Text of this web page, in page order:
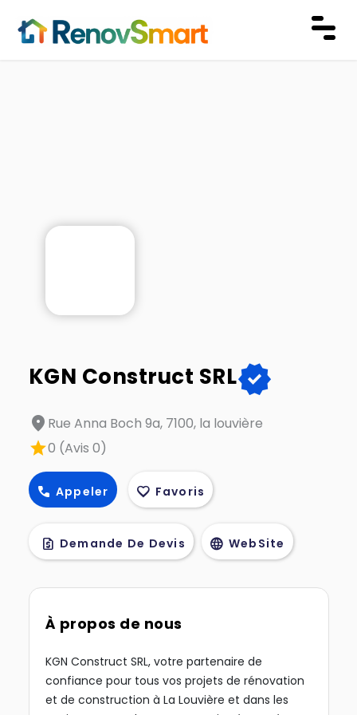
KGN Construct SRLverified
location_on Rue Anna Boch 9a, 7100, la louvière
star0 (Avis 0)
call Appeler favorite Favoris
request_quote Demande De Devis language WebSite
À propos de nous
KGN Construct SRL, votre partenaire de
confiance pour tous vos projets de rénovation
et de construction à La Louvière et dans les